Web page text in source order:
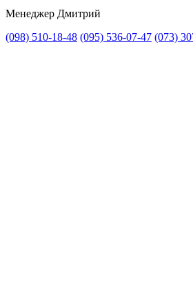
Менеджер Дмитрий
(098) 510-18-48 (095) 536-07-47 (073)